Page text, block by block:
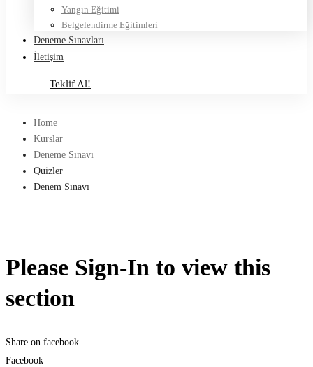
Yangın Eğitimi
Belgelendirme Eğitimleri
Deneme Sınavları
İletişim
Teklif Al!
Home
Kurslar
Deneme Sınavı
Quizler
Denem Sınavı
Please Sign-In to view this
section
Share on facebook
Facebook